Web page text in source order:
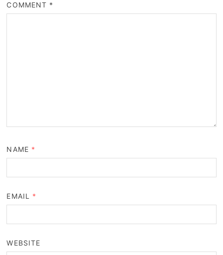
COMMENT *
NAME *
EMAIL *
WEBSITE